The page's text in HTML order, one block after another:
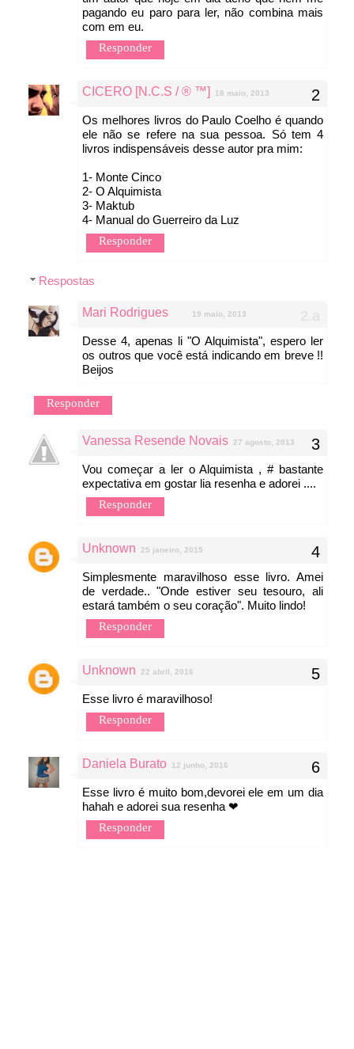
pagando eu paro para ler, não combina mais
com em eu.
Responder
CICERO [N.C.S / ® ™] 18 maio, 2013
Os melhores livros do Paulo Coelho é quando
ele não se refere na sua pessoa. Só tem 4
livros indispensáveis desse autor pra mim:
1- Monte Cinco
2- O Alquimista
3- Maktub
4- Manual do Guerreiro da Luz
Responder
Respostas
Mari Rodrigues 19 maio, 2013
Desse 4, apenas li "O Alquimista", espero ler
os outros que você está indicando em breve !!
Beijos
Responder
Vanessa Resende Novais 27 agosto, 2013
Vou começar a ler o Alquimista , # bastante
expectativa em gostar lia resenha e adorei ....
Responder
Unknown 25 janeiro, 2015
Simplesmente maravilhoso esse livro. Amei
de verdade.. "Onde estiver seu tesouro, ali
estará também o seu coração". Muito lindo!
Responder
Unknown 22 abril, 2016
Esse livro é maravilhoso!
Responder
Daniela Burato 12 junho, 2016
Esse livro é muito bom,devorei ele em um dia
hahah e adorei sua resenha ❤
Responder